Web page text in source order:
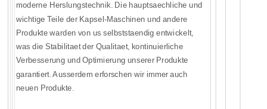
moderne Herslungstechnik. Die hauptsaechliche und
wichtige Teile der Kapsel-Maschinen und andere
Produkte warden von us selbststaendig entwickelt,
was die Stabilitaet der Qualitaet, kontinuierliche
Verbesserung und Optimierung unserer Produkte
garantiert. Ausserdem erforschen wir immer auch
neuen Produkte.